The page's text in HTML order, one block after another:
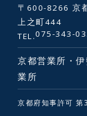
〒600-8266 京
上之町444
TEL.075-343-
京都営業所・
業所
京都府知事許可